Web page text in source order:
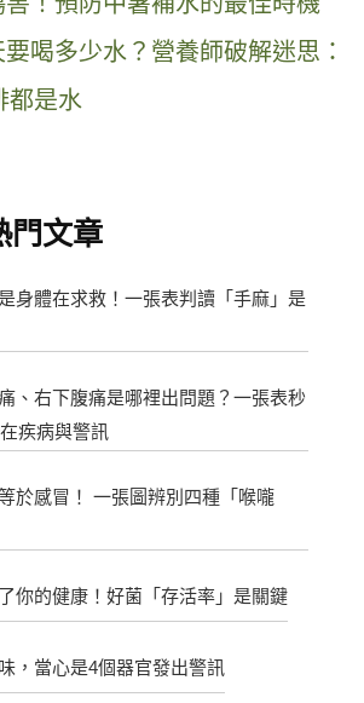
喝多少水？營養師破解迷思：
都是水
門文章
身體在求救！一張表判讀「手麻」是
、右下腹痛是哪裡出問題？一張表秒
疾病與警訊
於感冒！ 一張圖辨別四種「喉嚨
你的健康！好菌「存活率」是關鍵
，當心是4個器官發出警訊